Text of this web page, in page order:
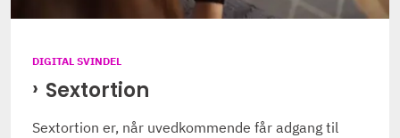
DIGITAL SVINDEL
Sextortion
Sextortion er, når uvedkommende får adgang til